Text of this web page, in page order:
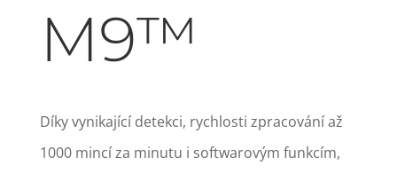
M9™
Díky vynikající detekci, rychlosti zpracování až
1000 mincí za minutu i softwarovým funkcím,